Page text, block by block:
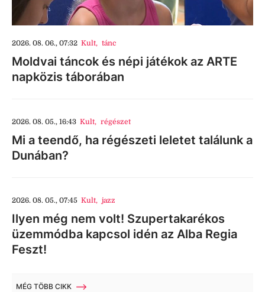
2026. 08. 06., 07:32 Kult, tánc
Moldvai táncok és népi játékok az ARTE
napközis táborában
2026. 08. 05., 16:43 Kult, régészet
Mi a teendő, ha régészeti leletet találunk a
Dunában?
2026. 08. 05., 07:45 Kult, jazz
Ilyen még nem volt! Szupertakarékos
üzemmódba kapcsol idén az Alba Regia
Feszt!
MÉG TÖBB CIKK